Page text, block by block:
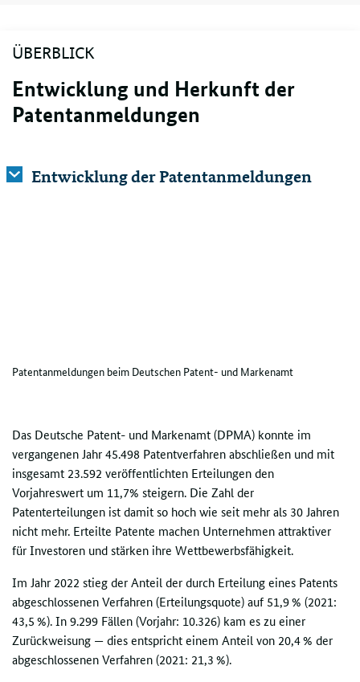
ÜBERBLICK
Entwicklung und Herkunft der
Patentanmeldungen
Entwicklung der Patentanmeldungen
Patentanmeldungen beim Deutschen Patent- und Markenamt
Das Deutsche Patent- und Markenamt (DPMA) konnte im
vergangenen Jahr 45.498 Patentverfahren abschließen und mit
insgesamt 23.592 veröffentlichten Erteilungen den
Vorjahreswert um 11,7% steigern. Die Zahl der
Patenterteilungen ist damit so hoch wie seit mehr als 30 Jahren
nicht mehr. Erteilte Patente machen Unternehmen attraktiver
für Investoren und stärken ihre Wettbewerbsfähigkeit.
Im Jahr 2022 stieg der Anteil der durch Erteilung eines Patents
abgeschlossenen Verfahren (Erteilungsquote) auf 51,9 % (2021:
43,5 %). In 9.299 Fällen (Vorjahr: 10.326) kam es zu einer
Zurückweisung — dies entspricht einem Anteil von 20,4 % der
abgeschlossenen Verfahren (2021: 21,3 %).